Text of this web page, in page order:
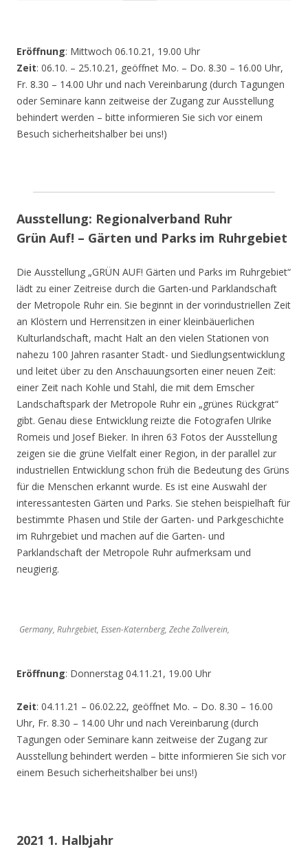
Eröffnung: Mittwoch 06.10.21, 19.00 Uhr
Zeit: 06.10. – 25.10.21, geöffnet Mo. – Do. 8.30 – 16.00 Uhr,
Fr. 8.30 – 14.00 Uhr und nach Vereinbarung (durch Tagungen
oder Seminare kann zeitweise der Zugang zur Ausstellung
behindert werden – bitte informieren Sie sich vor einem
Besuch sicherheitshalber bei uns!)
Ausstellung: Regionalverband Ruhr
Grün Auf! – Gärten und Parks im Ruhrgebiet
Die Ausstellung „GRÜN AUF! Gärten und Parks im Ruhrgebiet“
lädt zu einer Zeitreise durch die Garten-und Parklandschaft
der Metropole Ruhr ein. Sie beginnt in der vorindustriellen Zeit
an Klöstern und Herrensitzen in einer kleinbäuerlichen
Kulturlandschaft, macht Halt an den vielen Stationen von
nahezu 100 Jahren rasanter Stadt- und Siedlungsentwicklung
und leitet über zu den Anschauungsorten einer neuen Zeit:
einer Zeit nach Kohle und Stahl, die mit dem Emscher
Landschaftspark der Metropole Ruhr ein „grünes Rückgrat“
gibt. Genau diese Entwicklung reizte die Fotografen Ulrike
Romeis und Josef Bieker. In ihren 63 Fotos der Ausstellung
zeigen sie die grüne Vielfalt einer Region, in der parallel zur
industriellen Entwicklung schon früh die Bedeutung des Grüns
für die Menschen erkannt wurde. Es ist eine Auswahl der
interessantesten Gärten und Parks. Sie stehen beispielhaft für
bestimmte Phasen und Stile der Garten- und Parkgeschichte
im Ruhrgebiet und machen auf die Garten- und
Parklandschaft der Metropole Ruhr aufmerksam und
neugierig.
Germany, Ruhrgebiet, Essen-Katernberg, Zeche Zollverein,
Eröffnung: Donnerstag 04.11.21, 19.00 Uhr
Zeit: 04.11.21 – 06.02.22, geöffnet Mo. – Do. 8.30 – 16.00
Uhr, Fr. 8.30 – 14.00 Uhr und nach Vereinbarung (durch
Tagungen oder Seminare kann zeitweise der Zugang zur
Ausstellung behindert werden – bitte informieren Sie sich vor
einem Besuch sicherheitshalber bei uns!)
2021 1. Halbjahr